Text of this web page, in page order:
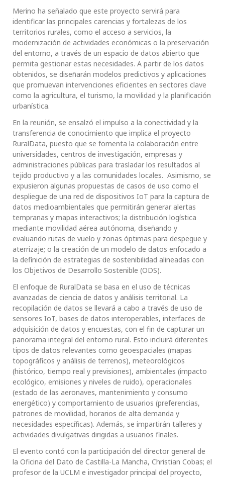
Merino ha señalado que este proyecto servirá para
identificar las principales carencias y fortalezas de los
territorios rurales, como el acceso a servicios, la
modernización de actividades económicas o la preservación
del entorno, a través de un espacio de datos abierto que
permita gestionar estas necesidades. A partir de los datos
obtenidos, se diseñarán modelos predictivos y aplicaciones
que promuevan intervenciones eficientes en sectores clave
como la agricultura, el turismo, la movilidad y la planificación
urbanística.
En la reunión, se ensalzó el impulso a la conectividad y la
transferencia de conocimiento que implica el proyecto
RuralData, puesto que se fomenta la colaboración entre
universidades, centros de investigación, empresas y
administraciones públicas para trasladar los resultados al
tejido productivo y a las comunidades locales. Asimismo, se
expusieron algunas propuestas de casos de uso como el
despliegue de una red de dispositivos IoT para la captura de
datos medioambientales que permitirán generar alertas
tempranas y mapas interactivos; la distribución logística
mediante movilidad aérea autónoma, diseñando y
evaluando rutas de vuelo y zonas óptimas para despegue y
aterrizaje; o la creación de un modelo de datos enfocado a
la definición de estrategias de sostenibilidad alineadas con
los Objetivos de Desarrollo Sostenible (ODS).
El enfoque de RuralData se basa en el uso de técnicas
avanzadas de ciencia de datos y análisis territorial. La
recopilación de datos se llevará a cabo a través de uso de
sensores IoT, bases de datos interoperables, interfaces de
adquisición de datos y encuestas, con el fin de capturar un
panorama integral del entorno rural. Esto incluirá diferentes
tipos de datos relevantes como geoespaciales (mapas
topográficos y análisis de terrenos), meteorológicos
(histórico, tiempo real y previsiones), ambientales (impacto
ecológico, emisiones y niveles de ruido), operacionales
(estado de las aeronaves, mantenimiento y consumo
energético) y comportamiento de usuarios (preferencias,
patrones de movilidad, horarios de alta demanda y
necesidades específicas). Además, se impartirán talleres y
actividades divulgativas dirigidas a usuarios finales.
El evento contó con la participación del director general de
la Oficina del Dato de Castilla-La Mancha, Christian Cobas; el
profesor de la UCLM e investigador principal del proyecto,